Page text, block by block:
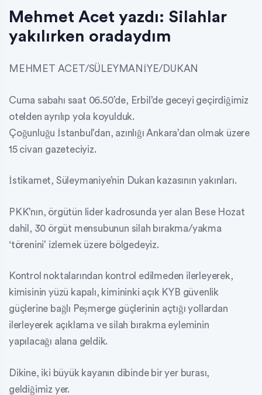
Mehmet Acet yazdı: Silahlar
yakılırken oradaydım
MEHMET ACET/SÜLEYMANİYE/DUKAN
Cuma sabahı saat 06.50’de, Erbil’de geceyi geçirdiğimiz
otelden ayrılıp yola koyulduk.
Çoğunluğu İstanbul’dan, azınlığı Ankara’dan olmak üzere
15 civarı gazeteciyiz.
İstikamet, Süleymaniye’nin Dukan kazasının yakınları.
PKK’nın, örgütün lider kadrosunda yer alan Bese Hozat
dahil, 30 örgüt mensubunun silah bırakma/yakma
‘törenini’ izlemek üzere bölgedeyiz.
Kontrol noktalarından kontrol edilmeden ilerleyerek,
kimisinin yüzü kapalı, kimininki açık KYB güvenlik
güçlerine bağlı Peşmerge güçlerinin açtığı yollardan
ilerleyerek açıklama ve silah bırakma eyleminin
yapılacağı alana geldik.
Dikine, iki büyük kayanın dibinde bir yer burası,
geldiğimiz yer.